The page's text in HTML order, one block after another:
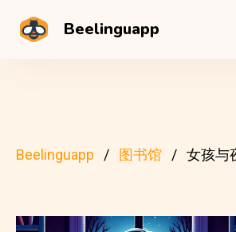
Beelinguapp
Beelinguapp 图书馆 女孩与